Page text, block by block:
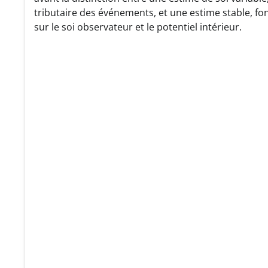
tributaire des événements, et une estime stable,
sur le soi observateur et le potentiel intérieur.